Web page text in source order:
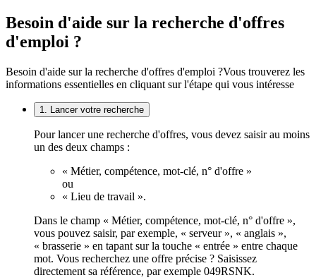
Besoin d'aide sur la recherche d'offres
d'emploi ?
Besoin d'aide sur la recherche d'offres d'emploi ?Vous trouverez les
informations essentielles en cliquant sur l'étape qui vous intéresse
1. Lancer votre recherche
Pour lancer une recherche d'offres, vous devez saisir au moins
un des deux champs :
« Métier, compétence, mot-clé, n° d'offre »
ou
« Lieu de travail ».
Dans le champ « Métier, compétence, mot-clé, n° d'offre »,
vous pouvez saisir, par exemple, « serveur », « anglais »,
« brasserie » en tapant sur la touche « entrée » entre chaque
mot. Vous recherchez une offre précise ? Saisissez
directement sa référence, par exemple 049RSNK.